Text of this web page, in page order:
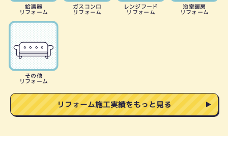
給湯器
リフォーム
ガスコンロ
リフォーム
レンジフード
リフォーム
浴室暖房
リフォーム
その他
リフォーム
リフォーム施工実績をもっと見る